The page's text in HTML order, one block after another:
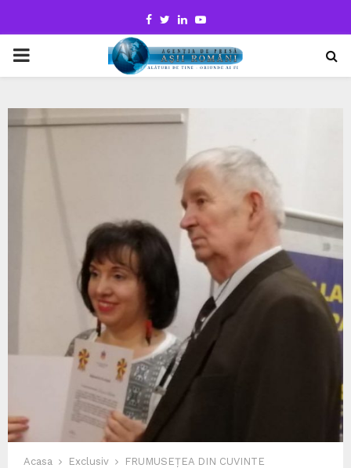
Facebook
TwitterLinkedinYoutube
PRIMARY
Acasa Exclusiv FRUMUSEȚEA DIN CUVINTE